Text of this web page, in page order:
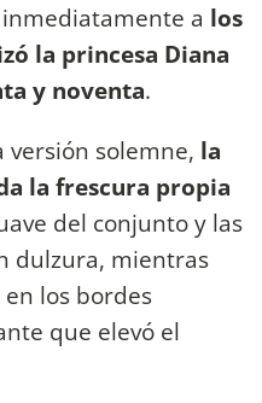
a los
la princesa Diana
y noventa.
solemne, la
la frescura propia
del conjunto y las
dulzura, mientras
los bordes
que elevó el